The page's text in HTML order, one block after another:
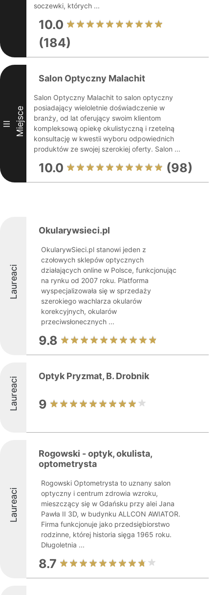
soczewki, których ...
10.0
(184)
III Miejsce
Salon Optyczny Malachit
Salon Optyczny Malachit to salon optyczny
posiadający wieloletnie doświadczenie w
branży, od lat oferujący swoim klientom
kompleksową opiekę okulistyczną i rzetelną
konsultację w kwestii wyboru odpowiednich
produktów ze swojej szerokiej oferty. Salon ...
10.0 (98)
Laureaci
Okularywsieci.pl
OkularywSieci.pl stanowi jeden z
czołowych sklepów optycznych
działających online w Polsce, funkcjonując
na rynku od 2007 roku. Platforma
wyspecjalizowała się w sprzedaży
szerokiego wachlarza okularów
korekcyjnych, okularów
przeciwsłonecznych ...
9.8
Laureaci Optyk Pryzmat, B. Drobnik
9
Laureaci
Rogowski - optyk, okulista,
optometrysta
Rogowski Optometrysta to uznany salon
optyczny i centrum zdrowia wzroku,
mieszczący się w Gdańsku przy alei Jana
Pawła II 3D, w budynku ALLCON AWIATOR.
Firma funkcjonuje jako przedsiębiorstwo
rodzinne, której historia sięga 1965 roku.
Długoletnia ...
8.7